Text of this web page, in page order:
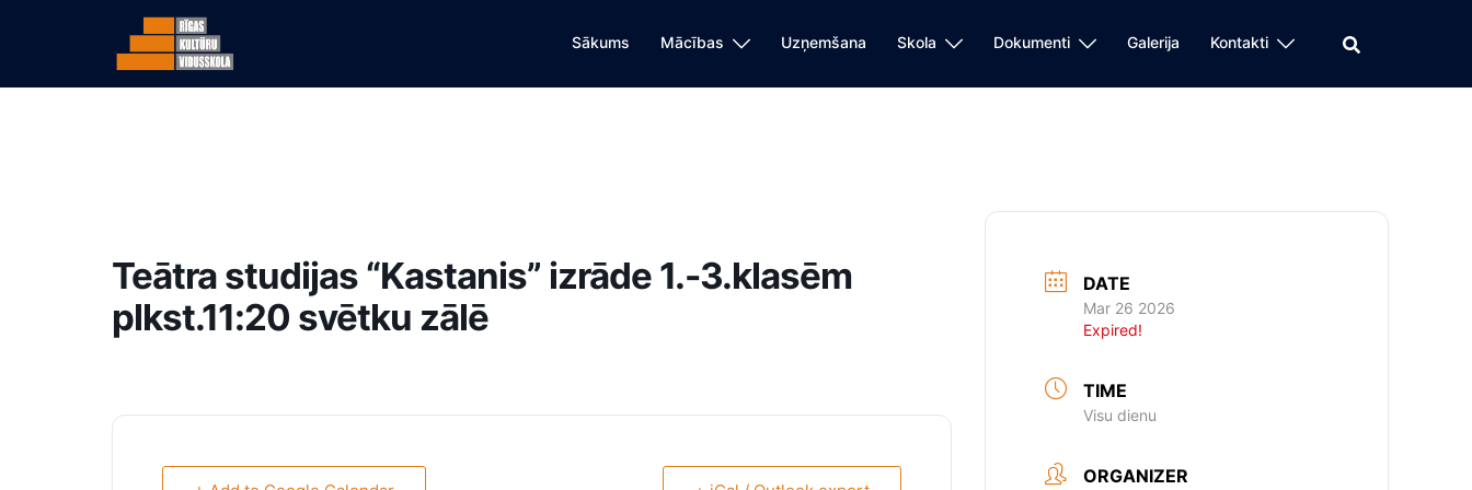
Sākums Mācības Uzņemšana Skola Dokumenti Galerija Kontakti
Teātra studijas “Kastanis” izrāde 1.-3.klasēm
plkst.11:20 svētku zālē
DATE
Mar 26 2026
Expired!
TIME
Visu dienu
ORGANIZER